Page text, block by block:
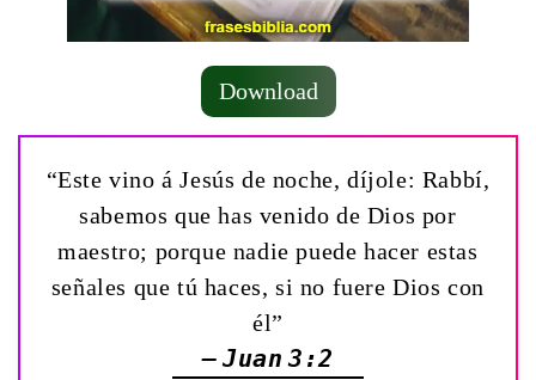
Download
“Este vino á Jesús de noche, díjole: Rabbí,
sabemos que has venido de Dios por
maestro; porque nadie puede hacer estas
señales que tú haces, si no fuere Dios con
él”
— Juan 3:2